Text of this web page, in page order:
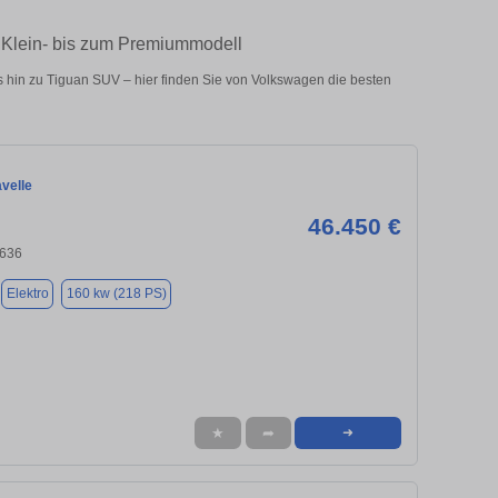
bis zum Premiummodell
zu Tiguan SUV – hier finden Sie von Volkswagen die besten
46.450 €
Elektro 160 kw (218 PS)
★ ➦ ➜